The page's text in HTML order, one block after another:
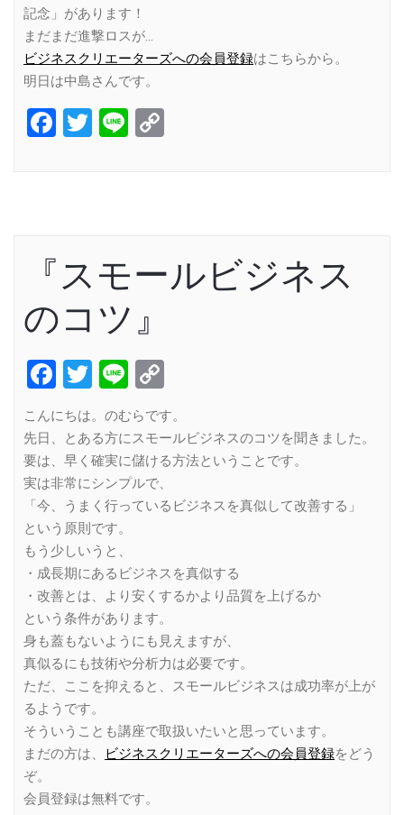
記念」があります！
まだまだ進撃ロスが…
ビジネスクリエーターズへの会員登録はこちらから。
明日は中島さんです。
Facebook
Twitter
Line
『スモールビジネス
のコツ』
Facebook
Twitter
Line
Link
こんにちは。のむらです。
先日、とある方にスモールビジネスのコツを聞きました。
要は、早く確実に儲ける方法ということです。
実は非常にシンプルで、
「今、うまく行っているビジネスを真似して改善する」
という原則です。
もう少しいうと、
・成長期にあるビジネスを真似する
・改善とは、より安くするかより品質を上げるか
という条件があります。
身も蓋もないようにも見えますが、
真似るにも技術や分析力は必要です。
ただ、ここを抑えると、スモールビジネスは成功率が上が
るようです。
そういうことも講座で取扱いたいと思っています。
まだの方は、
ビジネスクリエーターズへの会員登録をどう
ぞ。
会員登録は無料です。